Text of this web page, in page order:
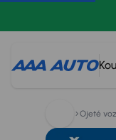
Hledáte:
Ojeté